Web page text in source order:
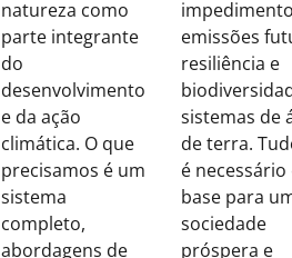
natureza como
parte integrante
do
desenvolvimento
e da ação
climática. O que
precisamos é um
sistema
completo,
abordagens de
emissões
resiliência e
sistemas de
de terra.
é
base para
sociedade
próspera e